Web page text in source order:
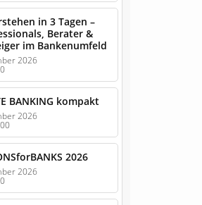
in 3 Tagen –
Berater &
im Bankenumfeld
2026
BANKING kompakt
2026
2026
2026